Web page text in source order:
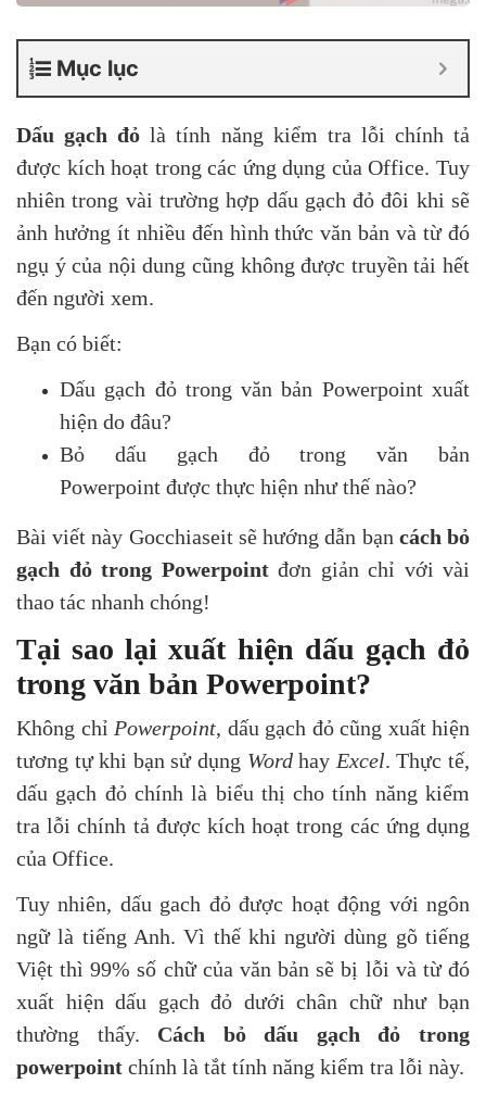
Mục lục
Dấu gạch đỏ là tính năng kiểm tra lỗi chính tả
được kích hoạt trong các ứng dụng của Office. Tuy
nhiên trong vài trường hợp dấu gạch đỏ đôi khi sẽ
ảnh hưởng ít nhiều đến hình thức văn bản và từ đó
ngụ ý của nội dung cũng không được truyền tải hết
đến người xem.
Bạn có biết:
Dấu gạch đỏ trong văn bản Powerpoint xuất
hiện do đâu?
Bỏ dấu gạch đỏ trong văn bản
Powerpoint được thực hiện như thế nào?
Bài viết này Gocchiaseit sẽ hướng dẫn bạn cách bỏ
gạch đỏ trong Powerpointđơn giản chỉ với vài
thao tác nhanh chóng!
Tại sao lại xuất hiện dấu gạch đỏ
trong văn bản Powerpoint?
Không chỉ Powerpoint, dấu gạch đỏ cũng xuất hiện
tương tự khi bạn sử dụng Wordhay Excel. Thực tế,
dấu gạch đỏ chính là biểu thị cho tính năng kiểm
tra lỗi chính tả được kích hoạt trong các ứng dụng
của Office.
Tuy nhiên, dấu gach đỏ được hoạt động với ngôn
ngữ là tiếng Anh. Vì thế khi người dùng gõ tiếng
Việt thì 99% số chữ của văn bản sẽ bị lỗi và từ đó
xuất hiện dấu gạch đỏ dưới chân chữ như bạn
thường thấy. Cách bỏ dấu gạch đỏ trong
powerpoint chính là tắt tính năng kiểm tra lỗi này.